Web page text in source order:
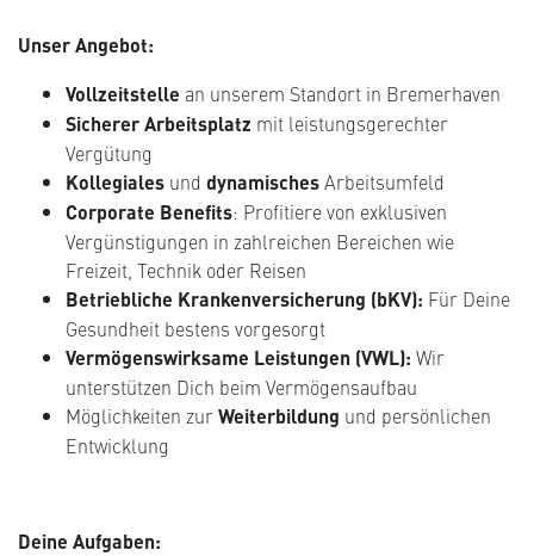
Unser Angebot:
Vollzeitstelle an unserem Standort in Bremerhaven
Sicherer Arbeitsplatz mit leistungsgerechter
Vergütung
Kollegiales und dynamischesArbeitsumfeld
Corporate Benefits: Profitiere von exklusiven
Vergünstigungen in zahlreichen Bereichen wie
Freizeit, Technik oder Reisen
Betriebliche Krankenversicherung (bKV): Für Deine
Gesundheit bestens vorgesorgt
Vermögenswirksame Leistungen (VWL): Wir
unterstützen Dich beim Vermögensaufbau
Möglichkeiten zurWeiterbildung und persönlichen
Entwicklung
Deine Aufgaben: